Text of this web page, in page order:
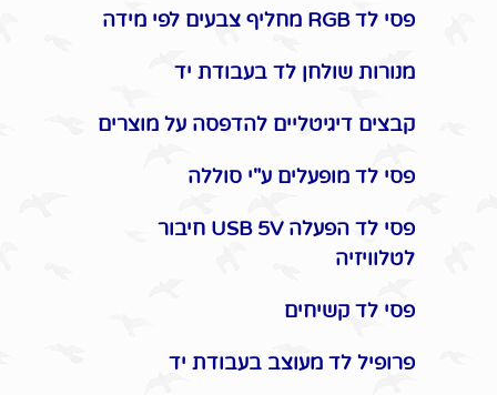
פסי לד RGB מחליף צבעים לפי מידה
מנורות שולחן לד בעבודת יד
קבצים דיגיטליים להדפסה על מוצרים
פסי לד מופעלים ע"י סוללה
פסי לד הפעלה USB 5V חיבור
לטלוויזיה
פסי לד קשיחים
פרופיל לד מעוצב בעבודת יד